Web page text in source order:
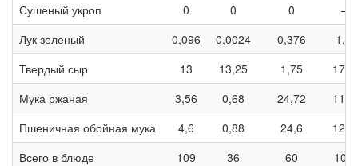
Сушеный укроп
0 0 0
—
Лук зеленый
0,096 0,0024 0,376
1,68
Твердый сыр
13 13,25 1,75
Мука ржаная
3,56 0,68 24,72
Пшеничная обойная мука
4,6 0,88 24,6
Всего в блюде
109 36 60